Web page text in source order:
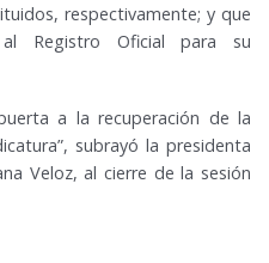
respectivamente; y que
Registro Oficial para su
a la recuperación de la
subrayó la presidenta
Veloz, al cierre de la sesión